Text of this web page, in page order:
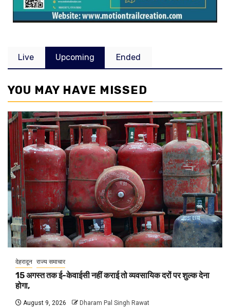
Live Upcoming Ended
YOU MAY HAVE MISSED
देहरादून राज्य समाचार
15 अगस्त तक ई-केवाईसी नहीं कराई तो व्यवसायिक दरों पर शुल्क देना
होगा,
August 9, 2026 Dharam Pal Singh Rawat